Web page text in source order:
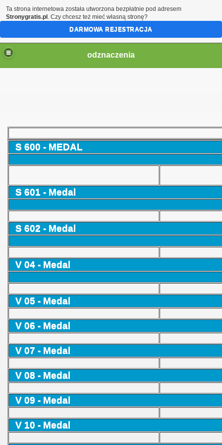
odznaczenia
S 600 - MEDAL
S 601 - Medal
S 602 - Medal
V 04 - Medal
V 05 - Medal
V 06 - Medal
V 07 - Medal
V 08 - Medal
V 09 - Medal
V 10 - Medal
Polski
Ta strona internetowa została utworzona bezpłatnie pod adresem
Stronygratis.pl . Czy chcesz też mieć własną stronę?
DARMOWA REJESTRACJA